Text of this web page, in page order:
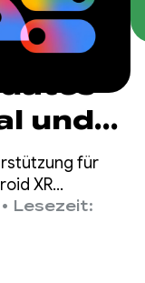
und
für
XR
wir neue
steigern
den
XR
• Lesezeit: